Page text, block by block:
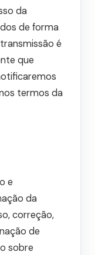
da
de forma
é
que
termos da
e
da
correção,
de
sobre